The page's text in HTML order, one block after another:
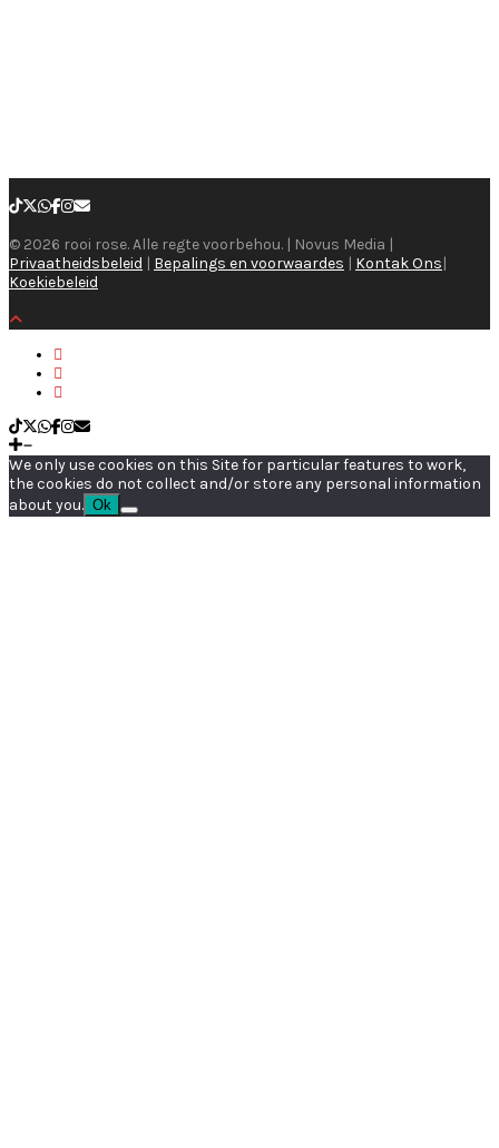
© 2026 rooi rose. Alle regte voorbehou. | Novus Media |
Privaatheidsbeleid | Bepalings en voorwaardes | Kontak Ons|
Koekiebeleid
We only use cookies on this Site for particular features to work,
the cookies do not collect and/or store any personal information
about you. Ok